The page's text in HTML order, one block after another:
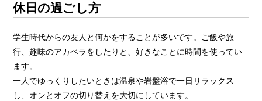
休日の過ごし方
学生時代からの友人と何かをすることが多いです。ご飯や旅
行、趣味のアカペラをしたりと、好きなことに時間を使ってい
ます。
一人でゆっくりしたいときは温泉や岩盤浴で一日リラックス
し、オンとオフの切り替えを大切にしています。